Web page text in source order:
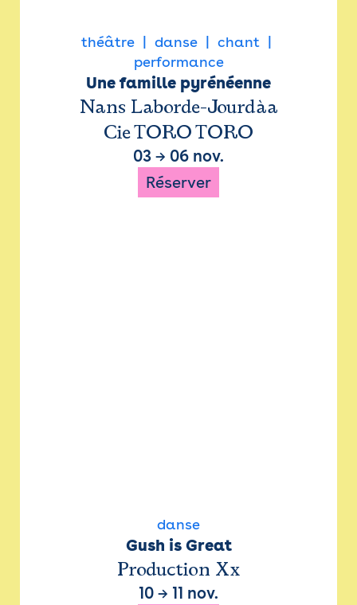
théâtre danse
chant
performance
Une famille pyrénéenne
Nans Laborde-Jourdàa
Cie TORO TORO
03 → 06 nov.
Réserver
danse
Gush is Great
Production Xx
10 → 11 nov.